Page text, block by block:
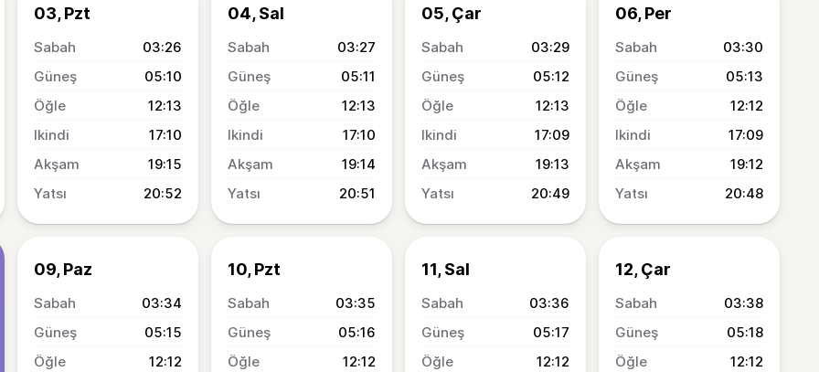
03, Pzt
03:26
05:10
12:13
17:10
19:15
20:52
04, Sal
03:27
05:11
12:13
17:10
19:14
20:51
05, Çar
03:29
05:12
12:13
17:09
19:13
20:49
06, Per
03:30
05:13
12:12
17:09
19:12
20:48
09, Paz
03:34
05:15
12:12
10, Pzt
03:35
05:16
12:12
11, Sal
03:36
05:17
12:12
12, Çar
03:38
05:18
12:12